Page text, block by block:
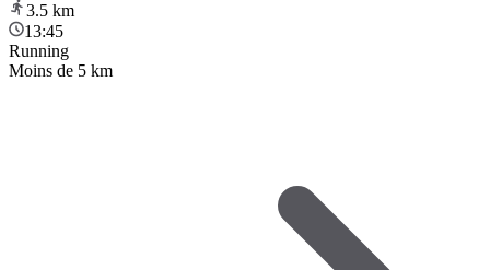
3.5 km
13:45
Running
Moins de 5 km